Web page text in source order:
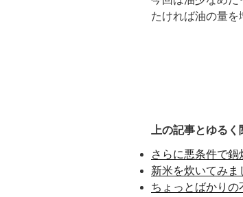
たければ油の量を
上の記事とゆる
さらに悪条件で鍋
新米を炊いてみま
ちょっとばかりの